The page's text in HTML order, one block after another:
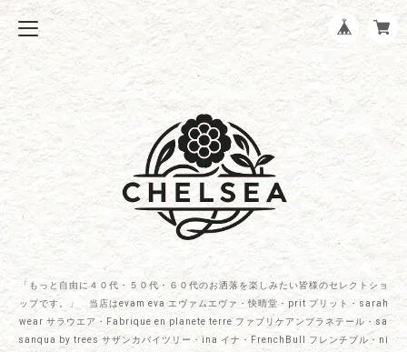
「もっと自由に４０代・５０代・６０代のお洒落を楽しみたい皆様のセレクトショ
ップです。」 当店はevam eva エヴァムエヴァ・快晴堂・prit プリット・sarah
wear サラウエア・Fabrique en planete terre ファブリケアンプラネテール・sa
sanqua by trees サザンカバイツリー・ina イナ・FrenchBull フレンチブル・ni